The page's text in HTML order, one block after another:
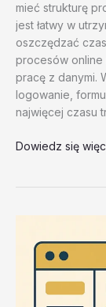
mieć strukturę
jest łatwy w
oszczędzać
procesów online
pracę z danymi.
logowanie,
najwięcej czasu
Narzędzia
API
test
20260202
Dowiedz się